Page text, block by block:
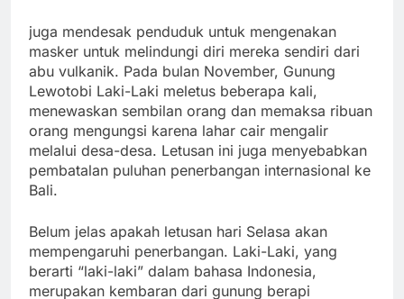
juga mendesak penduduk untuk mengenakan
masker untuk melindungi diri mereka sendiri dari
abu vulkanik. Pada bulan November, Gunung
Lewotobi Laki-Laki meletus beberapa kali,
menewaskan sembilan orang dan memaksa ribuan
orang mengungsi karena lahar cair mengalir
melalui desa-desa. Letusan ini juga menyebabkan
pembatalan puluhan penerbangan internasional ke
Bali.
Belum jelas apakah letusan hari Selasa akan
mempengaruhi penerbangan. Laki-Laki, yang
berarti “laki-laki” dalam bahasa Indonesia,
merupakan kembaran dari gunung berapi